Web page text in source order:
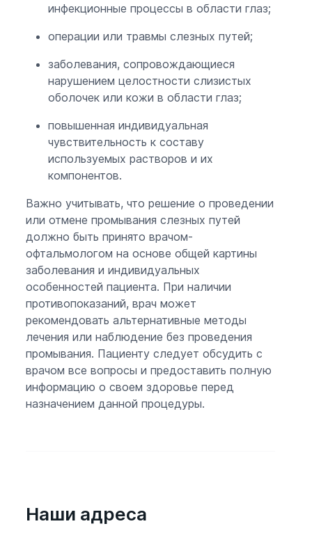
инфекционные процессы в области глаз;
операции или травмы слезных путей;
заболевания, сопровождающиеся
нарушением целостности слизистых
оболочек или кожи в области глаз;
повышенная индивидуальная
чувствительность к составу
используемых растворов и их
компонентов.
Важно учитывать, что решение о проведении
или отмене промывания слезных путей
должно быть принято врачом-
офтальмологом на основе общей картины
заболевания и индивидуальных
особенностей пациента. При наличии
противопоказаний, врач может
рекомендовать альтернативные методы
лечения или наблюдение без проведения
промывания. Пациенту следует обсудить с
врачом все вопросы и предоставить полную
информацию о своем здоровье перед
назначением данной процедуры.
Наши адреса